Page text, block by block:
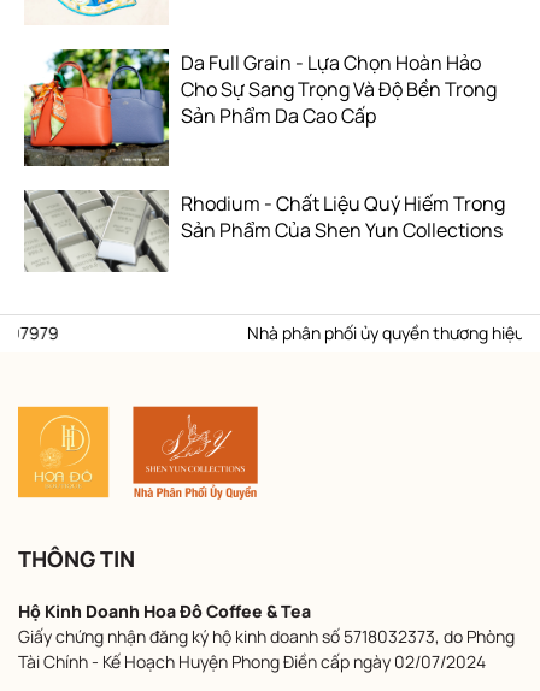
Da Full Grain - Lựa Chọn Hoàn Hảo
Cho Sự Sang Trọng Và Độ Bền Trong
Sản Phẩm Da Cao Cấp
Rhodium - Chất Liệu Quý Hiếm Trong
Sản Phẩm Của Shen Yun Collections
Nhà phân phối ủy quyền thương hiệu Shen
THÔNG TIN
Hộ Kinh Doanh Hoa Đô Coffee & Tea
Giấy chứng nhận đăng ký hộ kinh doanh số 5718032373, do Phòng
Tài Chính - Kế Hoạch Huyện Phong Điền cấp ngày 02/07/2024